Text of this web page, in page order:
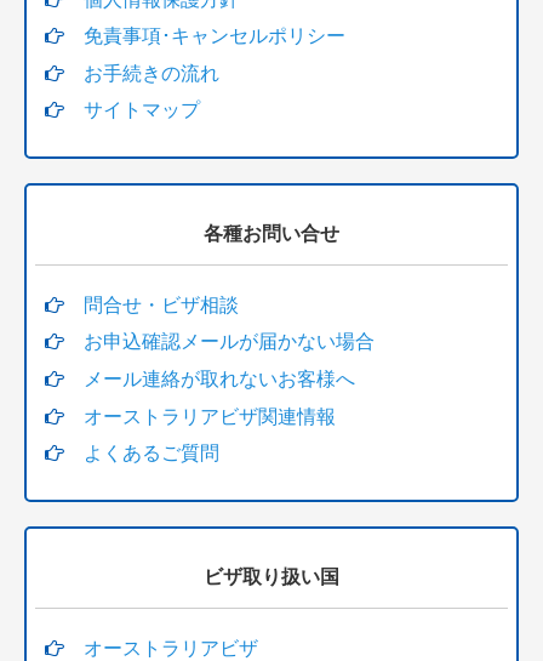
免責事項･キャンセルポリシー
お手続きの流れ
サイトマップ
各種お問い合せ
問合せ・ビザ相談
お申込確認メールが届かない場合
メール連絡が取れないお客様へ
オーストラリアビザ関連情報
よくあるご質問
ビザ取り扱い国
オーストラリアビザ